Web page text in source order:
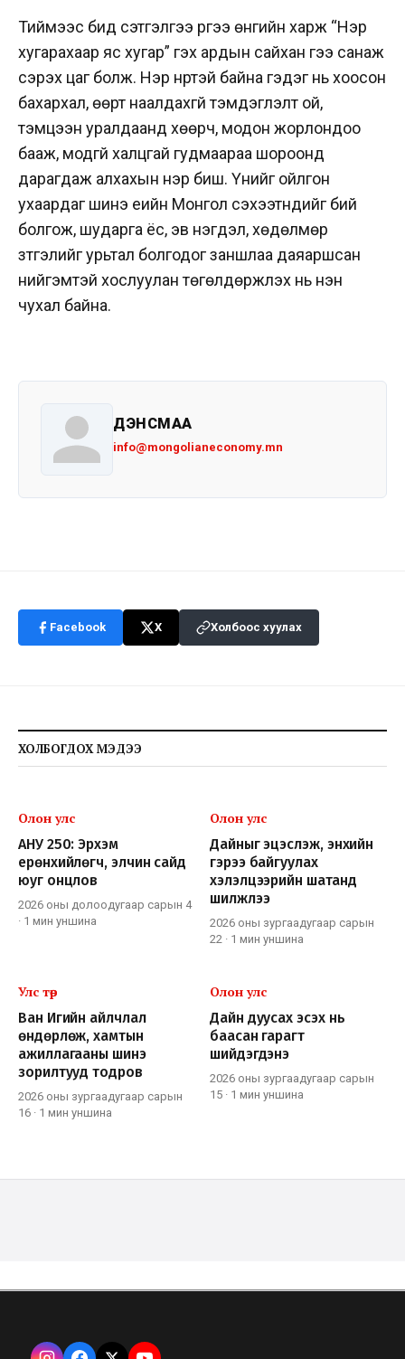
Тиймээс бид сэтгэлгээ рүүгээ өнгийн харж “Нэр
хугарахаар яс хугар” гэх ардын сайхан үгээ санаж
сэрэх цаг болж. Нэр нүүртэй байна гэдэг нь хоосон
бахархал, өөрт наалдахгүй тэмдэглэлт ой,
тэмцээн уралдаанд хөөрч, модон жорлондоо
бааж, модгүй халцгай гудмаараа шороонд
дарагдаж алхахын нэр биш. Үүнийг ойлгон
ухаардаг шинэ үеийн Монгол сэхээтнүүдийг бий
болгож, шударга ёс, эв нэгдэл, хөдөлмөр
зүтгэлийг урьтал болгодог заншлаа даяаршсан
нийгэмтэй хослуулан төгөлдөржүүлэх нь нэн
чухал байна.
ДЭНСМАА
info@mongolianeconomy.mn
Facebook X Холбоос хуулах
ХОЛБОГДОХ МЭДЭЭ
Олон улс
АНУ 250: Эрхэм
ерөнхийлөгч, элчин сайд
юуг онцлов
2026 оны долоодугаар сарын 4
· 1 мин уншина
Олон улс
Дайныг эцэслэж, энхийн
гэрээ байгуулах
хэлэлцээрийн шатанд
шилжлээ
2026 оны зургаадугаар сарын
22 · 1 мин уншина
Улс төр
Ван Игийн айлчлал
өндөрлөж, хамтын
ажиллагааны шинэ
зорилтууд тодров
2026 оны зургаадугаар сарын
16 · 1 мин уншина
Олон улс
Дайн дуусах эсэх нь
баасан гарагт
шийдэгдэнэ
2026 оны зургаадугаар сарын
15 · 1 мин уншина